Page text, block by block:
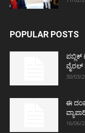
POPULAR POSTS
ವೈರಲ್
30/03/
ಈ
16/06/